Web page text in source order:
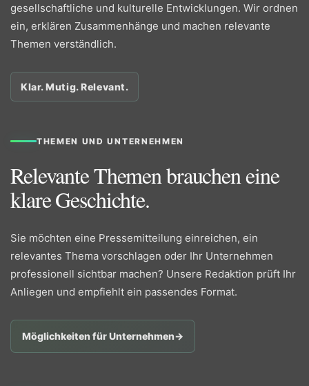
gesellschaftliche und kulturelle Entwicklungen. Wir ordnen
ein, erklären Zusammenhänge und machen relevante
Themen verständlich.
Klar. Mutig. Relevant.
THEMEN UND UNTERNEHMEN
Relevante Themen brauchen eine
klare Geschichte.
Sie möchten eine Pressemitteilung einreichen, ein
relevantes Thema vorschlagen oder Ihr Unternehmen
professionell sichtbar machen? Unsere Redaktion prüft Ihr
Anliegen und empfiehlt ein passendes Format.
Möglichkeiten für Unternehmen→